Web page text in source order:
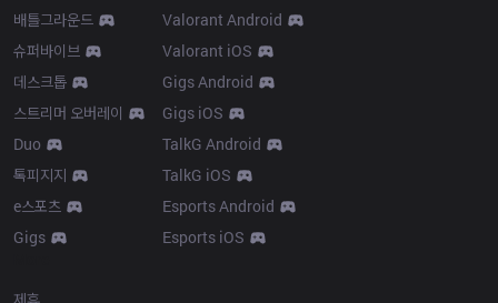
배틀그라운드
슈퍼바이브
데스크톱
스트리머 오버레이
Duo
톡피지지
e스포츠
Gigs
Valorant Android
Valorant iOS
Gigs Android
Gigs iOS
TalkG Android
TalkG iOS
Esports Android
Esports iOS